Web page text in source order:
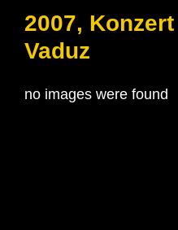
2007,
Vaduz
no images were found